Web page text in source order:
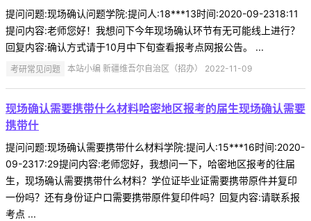
提问问题:现场确认问题学院:提问人:18***13时间:2020-09-2318:11
提问内容:老师您好！我想问下今年现场确认环节有无可能线上进行？
回复内容:确认方式请于10月中下旬查看报考点网报公告。 ...
考研常见问题 本站小编 新疆维吾尔自治区（招办） 2022-11-09
现场确认需要携带什么材料哈密地区报考的届生现场确认需要
携带什
提问问题:现场确认需要携带什么材料学院:提问人:15***16时间:2020-
09-2317:29提问内容:老师您好，我想问一下，哈密地区报考的往届
生，现场确认需要携带什么材料？学位证毕业证需要携带原件并复印
一份吗？还有身份证户口需要携带原件复印件吗？回复内容:请联系报
考点 ...